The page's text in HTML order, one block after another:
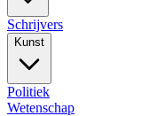
Schrijvers
Kunst
Politiek
Wetenschap